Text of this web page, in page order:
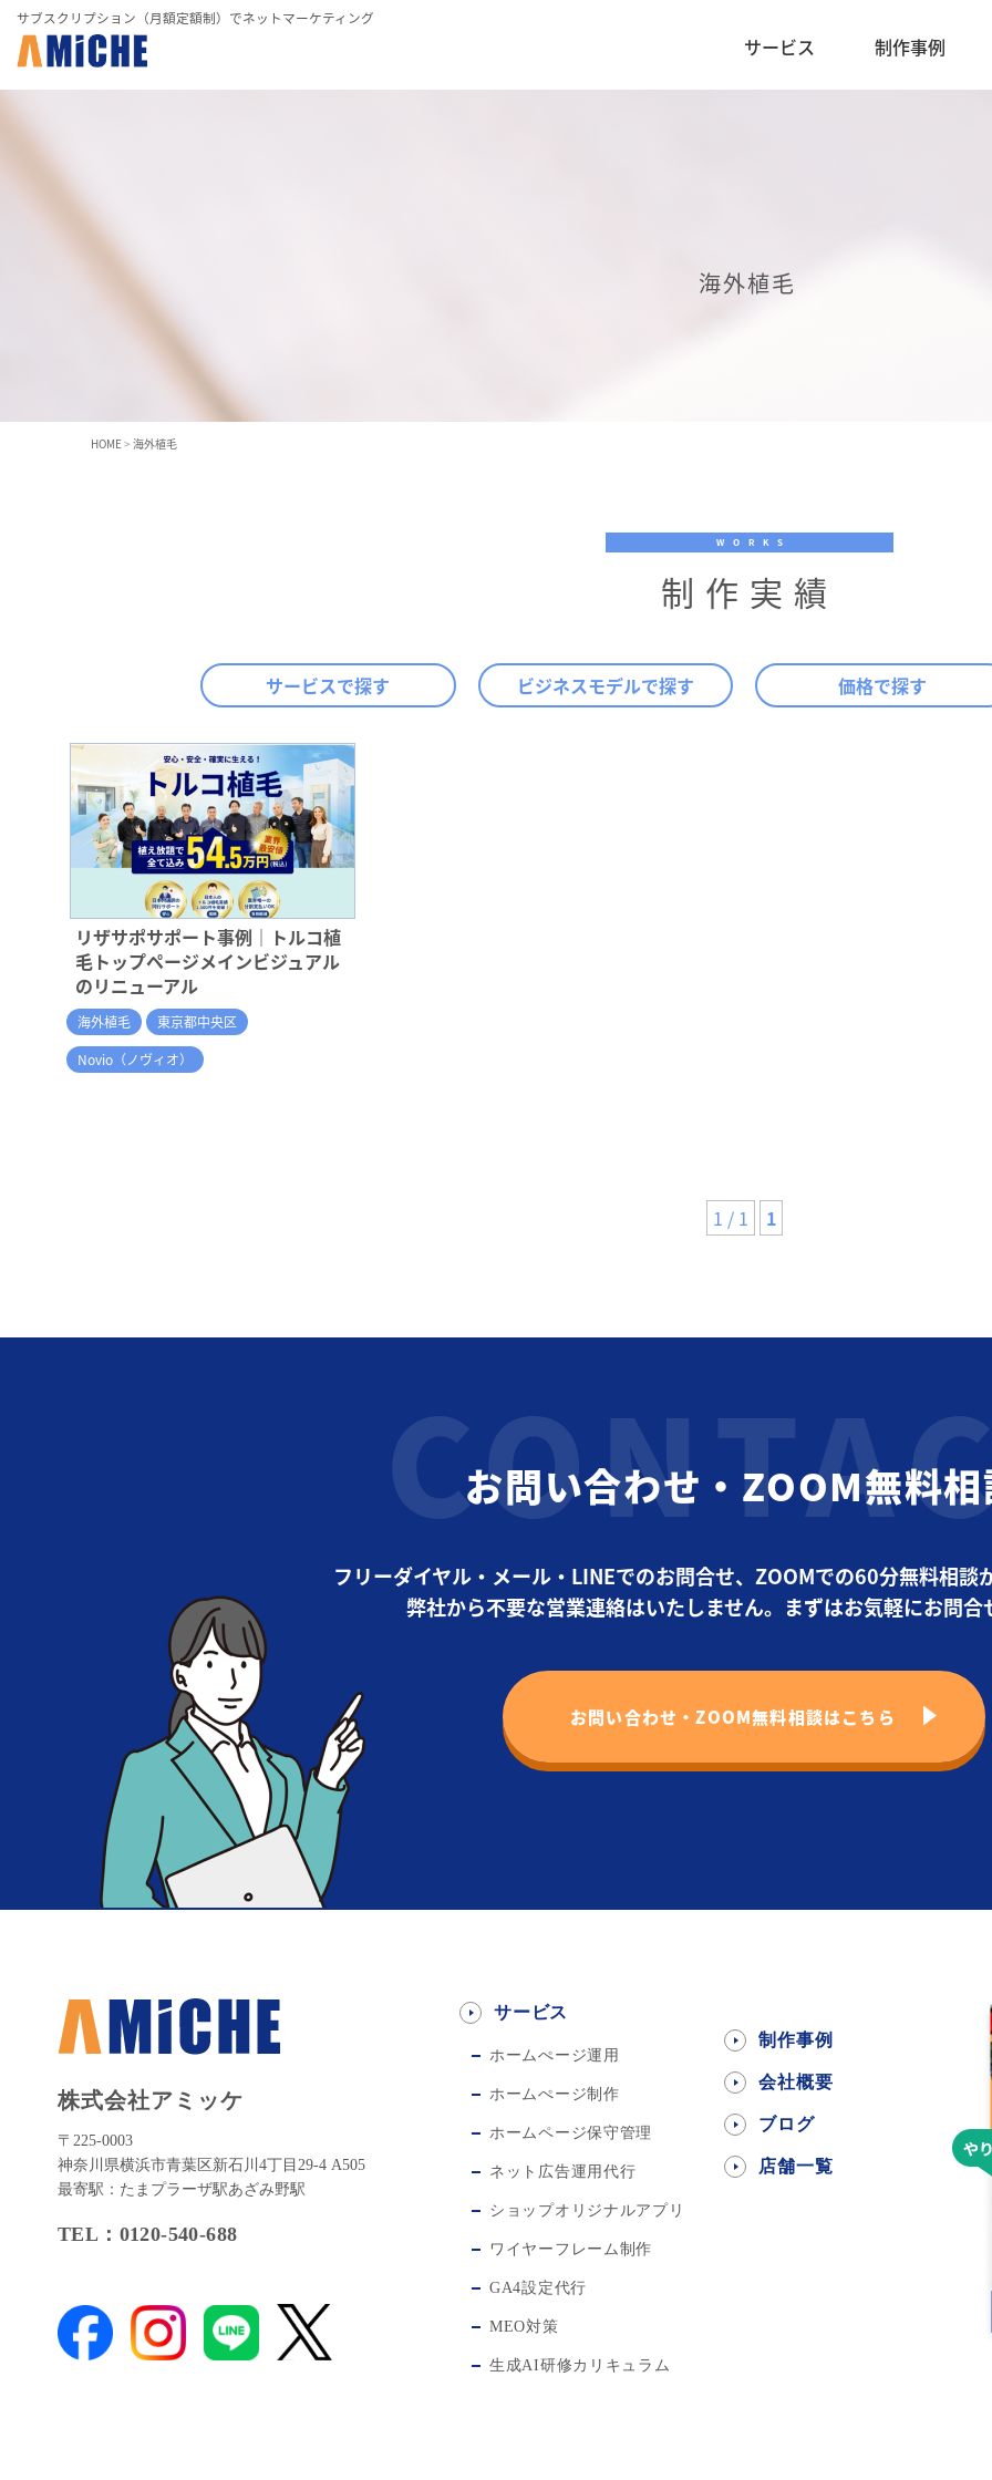
サブスクリプション（月額定額制）でネットマーケティング
サービス 制作事例
海外植毛
HOME>海外植毛
WORKS
制作実績
サービスで探す ビジネスモデルで探す 価格で探す
リザサポサポート事例｜トルコ植
毛トップページメインビジュアル
のリニューアル
海外植毛
東京都中央区
Novio（ノヴィオ）
1 / 1 1
お問い合わせ・ZOOM無料
フリーダイヤル・メール・LINEでのお問合せ、ZOOMでの60分無料相談
弊社から不要な営業連絡はいたしません。まずはお気軽にお問合
お問い合わせ・ZOOM無料相談はこちら
株式会社アミッケ
〒225-0003
神奈川県横浜市青葉区新石川4丁目29-4 A505
最寄駅：たまプラーザ駅あざみ野駅
TEL：0120-540-688
サービス
ホームぺージ運用
ホームぺージ制作
ホームページ保守管理
ネット広告運用代行
ショップオリジナルアプリ
ワイヤーフレーム制作
GA4設定代行
MEO対策
生成AI研修カリキュラム
制作事例
会社概要
ブログ
店舗一覧